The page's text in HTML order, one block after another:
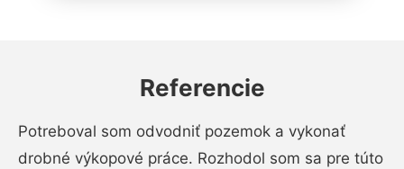
Referencie
Potreboval som odvodniť pozemok a vykonať
drobné výkopové práce. Rozhodol som sa pre túto